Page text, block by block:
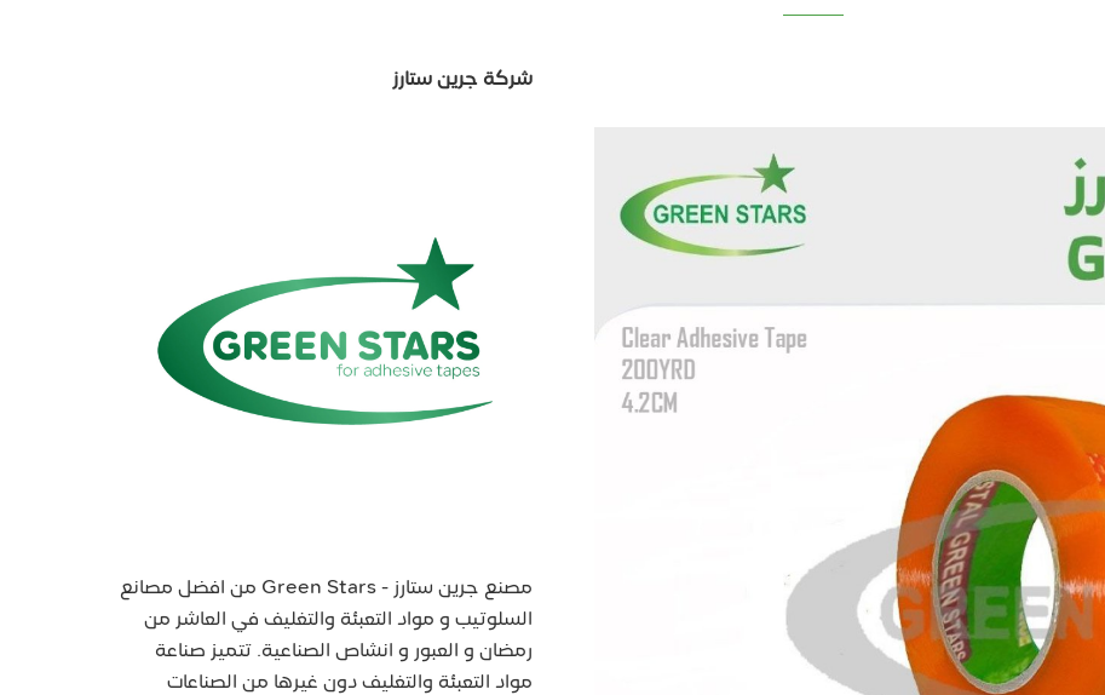
شركة جرين ستارز
مصنع جرين ستارز - Green Stars من افضل مصانع
السلوتيب و مواد التعبئة والتغليف في العاشر من
رمضان و العبور و انشاص الصناعية. تتميز صناعة
مواد التعبئة والتغليف دون غيرها من الصناعات